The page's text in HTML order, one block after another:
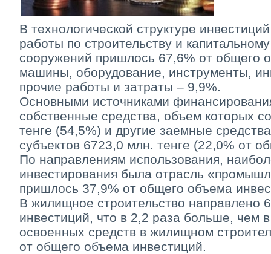
В технологической структуре
работы по строительству и
сооружений пришлось 67,6% от общего
машины, оборудование, инструменты,
прочие работы и затраты – 9,9%.
Основными источниками
собственные средства, объем которых
тенге (54,5%) и другие заемные
субъектов 6723,0 млн. тенге (22,0% от
По направлениям использования,
инвестирования была отрасль
пришлось 37,9% от общего объема
В жилищное строительство направлено
инвестиций, что в 2,2 раза больше, чем
освоенных средств в жилищном
от общего объема инвестиций.